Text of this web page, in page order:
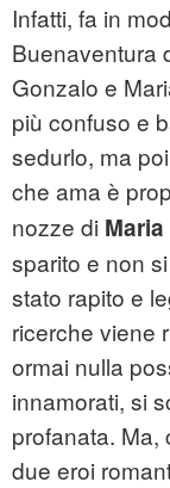
Infatti, fa in
Buenaventura
Gonzalo e
più confuso e
sedurlo, ma
che ama è
nozze di Maria
sparito e non
stato rapito e
ricerche viene
ormai nulla
innamorati, si
profanata. Ma,
due eroi